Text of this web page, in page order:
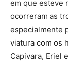
em que esteve
ocorreram as
especialmente
viatura com os
Capivara, Eriel